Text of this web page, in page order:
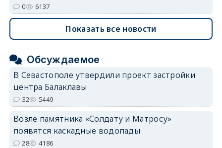
0 6137
Показать все новости
Обсуждаемое
В Севастополе утвердили проект застройки
центра Балаклавы
32 5449
Возле памятника «Солдату и Матросу»
появятся каскадные водопады
28 4186